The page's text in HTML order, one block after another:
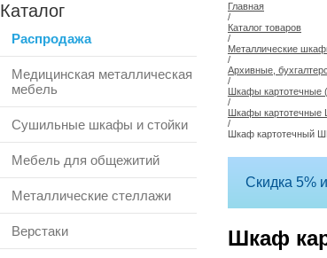
Каталог
Распродажа
Медицинская металлическая
мебель
Сушильные шкафы и стойки
Мебель для общежитий
Металлические стеллажи
Верстаки
Главная
/
Каталог товаров
/
Металлические
/
Архивные,
/
Шкафы картотечные
/
Шкафы картотечные
/
Шкаф картотечный
Скидка 5%
Шкаф